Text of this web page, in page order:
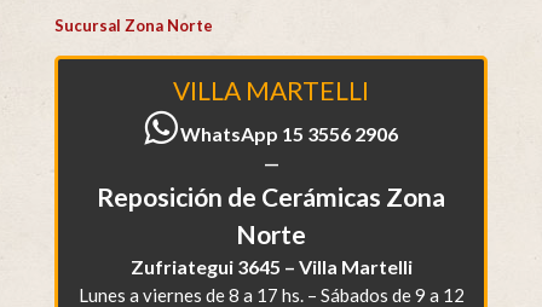
Sucursal Zona Norte
VILLA MARTELLI
WhatsApp 15 3556 2906
—
Reposición de Cerámicas Zona
Norte
Zufriategui 3645 – Villa Martelli
Lunes a viernes de 8 a 17 hs. – Sábados de 9 a 12